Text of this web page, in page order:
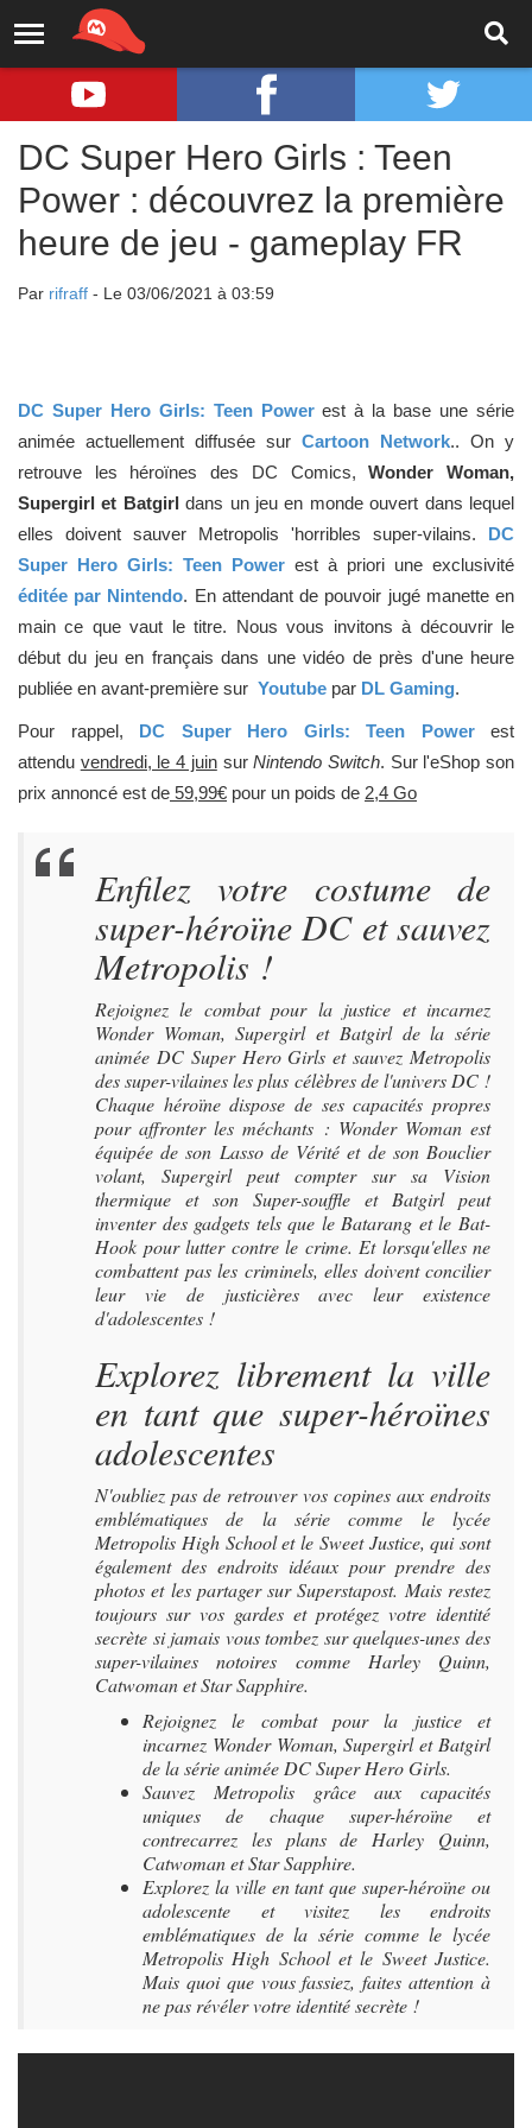
DC Super Hero Girls : Teen
Power : découvrez la première
heure de jeu - gameplay FR
Par rifraff - Le 03/06/2021 à 03:59
DC Super Hero Girls: Teen Power est à la base une série
animée actuellement diffusée sur Cartoon Network.. On y
retrouve les héroïnes des DC Comics,Wonder Woman,
Supergirl et Batgirldans un jeu en monde ouvert dans lequel
elles doivent sauver Metropolis 'horribles super-vilains. DC
Super Hero Girls: Teen Power est à priori une exclusivité
éditée par Nintendo. En attendant de pouvoir jugé manette en
main ce que vaut le titre. Nous vous invitons à découvrir le
début du jeu en français dans une vidéo de près d'une heure
publiée en avant-première sur Youtube par DL Gaming.
Pour rappel, DC Super Hero Girls: Teen Powerest
attendu vendredi, le 4 juinsurNintendo Switch. Sur l'eShop son
prix annoncé est de 59,99€ pour un poids de 2,4 Go
Enfilez votre costume de
super-héroïne DC et sauvez
Metropolis !
Rejoignez le combat pour la justice et incarnez
Wonder Woman, Supergirl et Batgirl de la série
animée DC Super Hero Girls et sauvez Metropolis
des super-vilaines les plus célèbres de l'univers DC !
Chaque héroïne dispose de ses capacités propres
pour affronter les méchants : Wonder Woman est
équipée de son Lasso de Vérité et de son Bouclier
volant, Supergirl peut compter sur sa Vision
thermique et son Super-souffle et Batgirl peut
inventer des gadgets tels que le Batarang et le Bat-
Hook pour lutter contre le crime. Et lorsqu'elles ne
combattent pas les criminels, elles doivent concilier
leur vie de justicières avec leur existence
d'adolescentes !
Explorez librement la ville
en tant que super-héroïnes
adolescentes
N'oubliez pas de retrouver vos copines aux endroits
emblématiques de la série comme le lycée
Metropolis High School et le Sweet Justice, qui sont
également des endroits idéaux pour prendre des
photos et les partager sur Superstapost. Mais restez
toujours sur vos gardes et protégez votre identité
secrète si jamais vous tombez sur quelques-unes des
super-vilaines notoires comme Harley Quinn,
Catwoman et Star Sapphire.
Rejoignez le combat pour la justice et
incarnez Wonder Woman, Supergirl et Batgirl
de la série animée DC Super Hero Girls.
Sauvez Metropolis grâce aux capacités
uniques de chaque super-héroïne et
contrecarrez les plans de Harley Quinn,
Catwoman et Star Sapphire.
Explorez la ville en tant que super-héroïne ou
adolescente et visitez les endroits
emblématiques de la série comme le lycée
Metropolis High School et le Sweet Justice.
Mais quoi que vous fassiez, faites attention à
ne pas révéler votre identité secrète !